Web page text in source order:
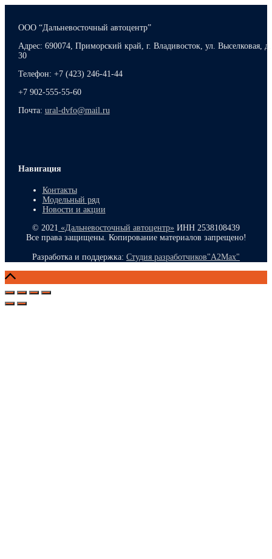
ООО “Дальневосточный автоцентр”
Адрес: 690074, Приморский край, г. Владивосток, ул. Выселковая, д.
30
Телефон: +7 (423) 246-41-44
+7 902-555-55-60
Почта: ural-dvfo@mail.ru
Навигация
Контакты
Модельный ряд
Новости и акции
© 2021 «Дальневосточный автоцентр» ИНН 2538108439
Все права защищены. Копирование материалов запрещено!
Разработка и поддержка: Студия разработчиков"A2Max"